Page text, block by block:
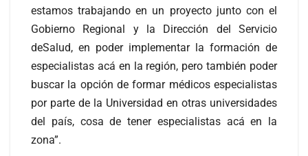
estamos trabajando en un proyecto junto con el
Gobierno Regional y la Dirección del Servicio
deSalud, en poder implementar la formación de
especialistas acá en la región, pero también poder
buscar la opción de formar médicos especialistas
por parte de la Universidad en otras universidades
del país, cosa de tener especialistas acá en la
zona”.